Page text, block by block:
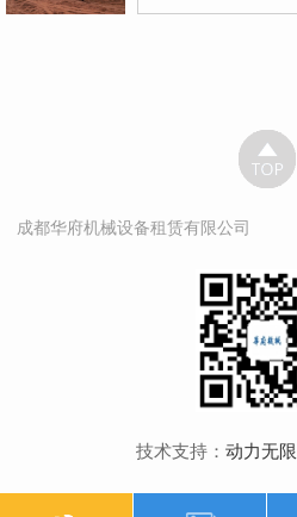
成都华府机械设备租赁有限公司
技术支持： 动力无限